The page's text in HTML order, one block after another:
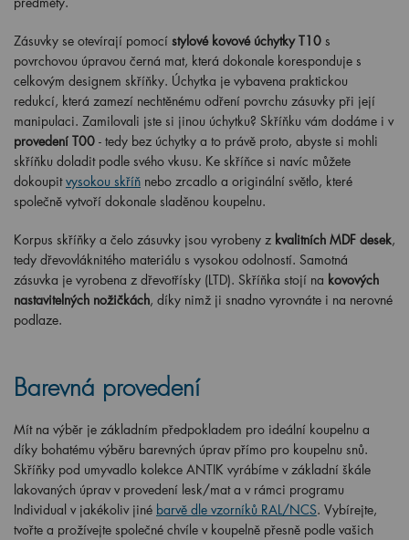
Zásuvky se otevírají pomocí stylové kovové úchytky T10 s
povrchovou úpravou černá mat, která dokonale koresponduje s
celkovým designem skříňky. Úchytka je vybavena praktickou
redukcí, která zamezí nechtěnému odření povrchu zásuvky při její
manipulaci. Zamilovali jste si jinou úchytku? Skříňku vám dodáme i v
provedení T00 - tedy bez úchytky a to právě proto, abyste si mohli
skříňku doladit podle svého vkusu. Ke skříňce si navíc můžete
dokoupitvysokou skříň nebo zrcadlo a originální světlo, které
společně vytvoří dokonale sladěnou koupelnu.
Korpus skříňky a čelo zásuvky jsou vyrobeny z kvalitních MDF desek,
tedy dřevovláknitého materiálu s vysokou odolností. Samotná
zásuvka je vyrobena z dřevotřísky (LTD). Skříňka stojí na kovových
nastavitelných nožičkách, díky nimž ji snadno vyrovnáte i na nerovné
podlaze.
Barevná provedení
Mít na výběr je základním předpokladem pro ideální koupelnu a
díky bohatému výběru barevných úprav přímo pro koupelnu snů.
Skříňky pod umyvadlo kolekce ANTIK vyrábíme v základní škále
lakovaných úprav v provedení lesk/mat a v rámci programu
Individual v jakékoliv jiné barvě dle vzorníků RAL/NCS. Vybírejte,
tvořte a prožívejte společné chvíle v koupelně přesně podle vašich